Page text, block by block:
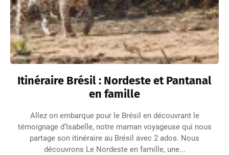
Itinéraire Brésil : Nordeste et Pantanal
en famille
Allez on embarque pour le Brésil en découvrant le
témoignage d’Isabelle, notre maman voyageuse qui nous
partage son itinéraire au Brésil avec 2 ados. Nous
découvrons Le Nordeste en famille, une...